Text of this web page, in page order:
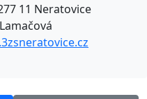
11 Neratovice